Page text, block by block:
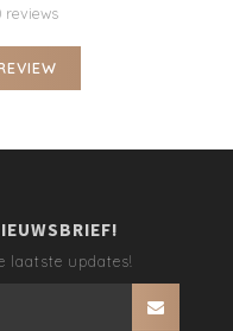
reviews
laatste updates!